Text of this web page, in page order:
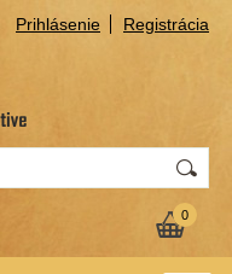
Prihlásenie Registrácia
0